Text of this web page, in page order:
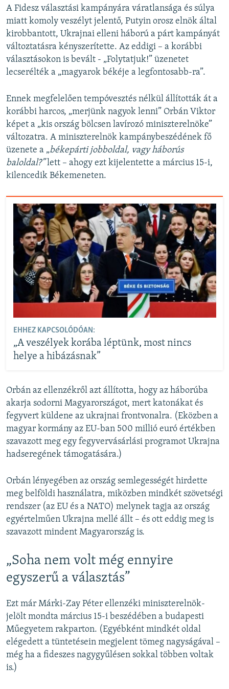
A Fidesz választási kampányára váratlansága és súlya
miatt komoly veszélyt jelentő, Putyin orosz elnök által
kirobbantott, Ukrajnai elleni háború a párt kampányát
változtatásra kényszerítette. Az eddigi – a korábbi
választásokon is bevált - „Folytatjuk!” üzenetet
lecserélték a „magyarok békéje a legfontosabb-ra”.
Ennek megfelelően tempóvesztés nélkül állították át a
korábbi harcos, „merjünk nagyok lenni” Orbán Viktor
képet a „kis ország bölcsen lavírozó miniszterelnöke”
változatra. A miniszterelnök kampánybeszédének fő
üzenete a „békepárti jobboldal, vagy háborús
baloldal?”lett – ahogy ezt kijelentette a március 15-i,
kilencedik Békemeneten.
EHHEZ KAPCSOLÓDÓAN:
„A veszélyek korába léptünk, most nincs
helye a hibázásnak”
Orbán az ellenzékről azt állította, hogy az háborúba
akarja sodorni Magyarországot, mert katonákat és
fegyvert küldene az ukrajnai frontvonalra. (Eközben a
magyar kormány az EU-ban 500 millió euró értékben
szavazott meg egy fegyvervásárlási programot Ukrajna
hadseregének támogatására.)
Orbán lényegében az ország semlegességét hirdette
meg belföldi használatra, miközben mindkét szövetségi
rendszer (az EU és a NATO) melynek tagja az ország
egyértelműen Ukrajna mellé állt – és ott eddig meg is
szavazott mindent Magyarország is.
„Soha nem volt még ennyire
egyszerű a választás”
Ezt már Márki-Zay Péter ellenzéki miniszterelnök-
jelölt mondta március 15-i beszédében a budapesti
Műegyetem rakparton. (Egyébként mindkét oldal
elégedett a tüntetésein megjelent tömeg nagyságával –
még ha a fideszes nagygyűlésen sokkal többen voltak
is.)